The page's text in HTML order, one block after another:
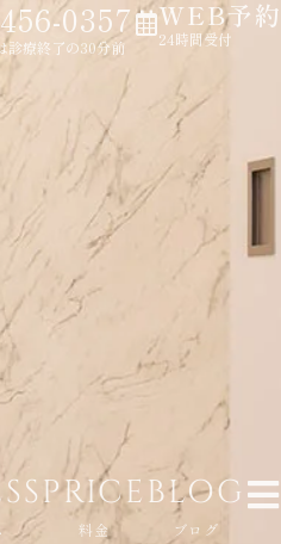
0357
診療終了の30分前
WEB予約
24時間受付
PRICE
料金
BLOG
ブログ